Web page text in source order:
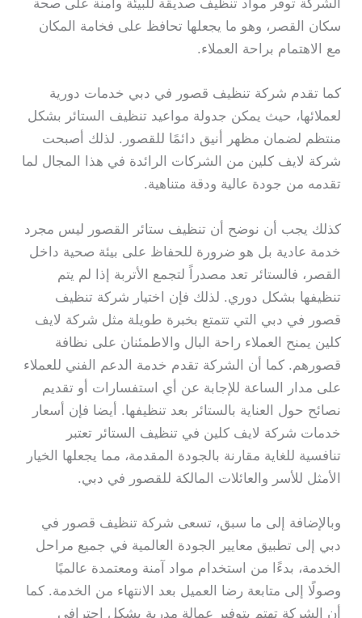
الشركة توفر مواد تنظيف صديقة للبيئة وآمنة على صحة
سكان القصر، وهو ما يجعلها تحافظ على فخامة المكان
مع الاهتمام براحة العملاء.
كما تقدم شركة تنظيف قصور في دبي خدمات دورية
لعملائها، حيث يمكن جدولة مواعيد تنظيف الستائر بشكل
منتظم لضمان مظهر أنيق دائمًا للقصور. لذلك أصبحت
شركة لايف كلين من الشركات الرائدة في هذا المجال لما
تقدمه من جودة عالية ودقة متناهية.
كذلك يجب أن نوضح أن تنظيف ستائر القصور ليس مجرد
خدمة عادية بل هو ضرورة للحفاظ على بيئة صحية داخل
القصر، فالستائر تعد مصدراً لتجمع الأتربة إذا لم يتم
تنظيفها بشكل دوري. لذلك فإن اختيار شركة تنظيف
قصور في دبي التي تتمتع بخبرة طويلة مثل شركة لايف
كلين يمنح العملاء راحة البال والاطمئنان على نظافة
قصورهم. كما أن الشركة تقدم خدمة الدعم الفني للعملاء
على مدار الساعة للإجابة عن أي استفسارات أو تقديم
نصائح حول العناية بالستائر بعد تنظيفها. أيضا فإن أسعار
خدمات شركة لايف كلين في تنظيف الستائر تعتبر
تنافسية للغاية مقارنة بالجودة المقدمة، مما يجعلها الخيار
الأمثل للأسر والعائلات المالكة للقصور في دبي.
وبالإضافة إلى ما سبق، تسعى شركة تنظيف قصور في
دبي إلى تطبيق معايير الجودة العالمية في جميع مراحل
الخدمة، بدءًا من استخدام مواد آمنة ومعتمدة عالميًا
وصولًا إلى متابعة رضا العميل بعد الانتهاء من الخدمة. كما
أن الشركة تهتم بتوفير عمالة مدربة بشكل احترافي